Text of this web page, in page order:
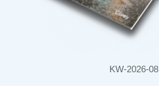
KW-2026-08